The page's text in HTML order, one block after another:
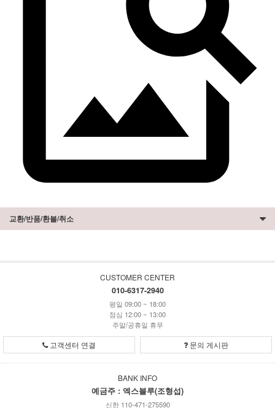
교환/반품/환불/취소
CUSTOMER CENTER
010-6317-2940
평일 09:00 ~ 18:00
점심 12:00 ~ 13:00
주말/공휴일 휴무
고객센터 연결 문의 게시판
BANK INFO
예금주 : 엑스블루(조형섭)
신한 110-471-275590